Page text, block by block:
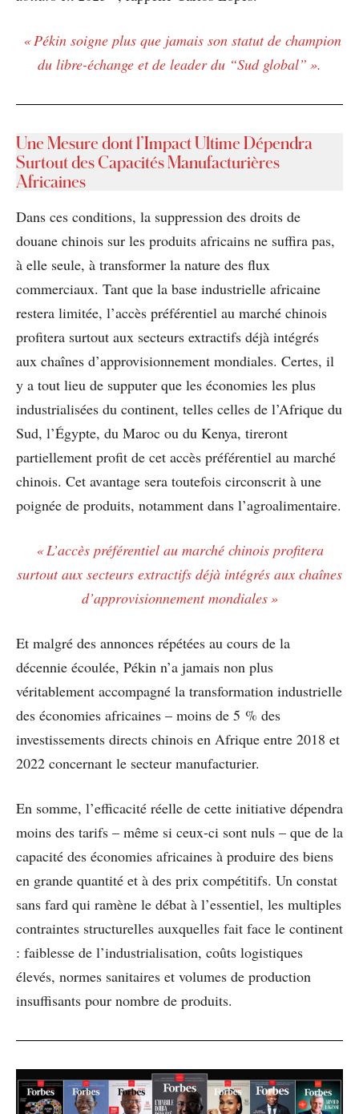
« Pékin soigne plus que jamais son statut de champion
du libre-échange et de leader du “Sud global” ».
Une Mesure dont l’Impact Ultime Dépendra
Surtout des Capacités Manufacturières
Africaines
Dans ces conditions, la suppression des droits de
douane chinois sur les produits africains ne suffira pas,
à elle seule, à transformer la nature des flux
commerciaux. Tant que la base industrielle africaine
restera limitée, l’accès préférentiel au marché chinois
profitera surtout aux secteurs extractifs déjà intégrés
aux chaînes d’approvisionnement mondiales. Certes, il
y a tout lieu de supputer que les économies les plus
industrialisées du continent, telles celles de l’Afrique du
Sud, l’Égypte, du Maroc ou du Kenya, tireront
partiellement profit de cet accès préférentiel au marché
chinois. Cet avantage sera toutefois circonscrit à une
poignée de produits, notamment dans l’agroalimentaire.
« L’accès préférentiel au marché chinois profitera
surtout aux secteurs extractifs déjà intégrés aux chaînes
d’approvisionnement mondiales »
Et malgré des annonces répétées au cours de la
décennie écoulée, Pékin n’a jamais non plus
véritablement accompagné la transformation industrielle
des économies africaines – moins de 5 % des
investissements directs chinois en Afrique entre 2018 et
2022 concernant le secteur manufacturier.
En somme, l’efficacité réelle de cette initiative dépendra
moins des tarifs – même si ceux-ci sont nuls – que de la
capacité des économies africaines à produire des biens
en grande quantité et à des prix compétitifs. Un constat
sans fard qui ramène le débat à l’essentiel, les multiples
contraintes structurelles auxquelles fait face le continent
: faiblesse de l’industrialisation, coûts logistiques
élevés, normes sanitaires et volumes de production
insuffisants pour nombre de produits.